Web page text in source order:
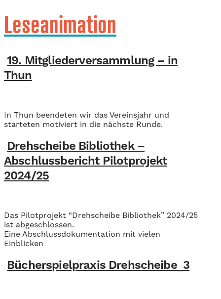
Leseanimation
19. Mitgliederversammlung – in
Thun
In Thun beendeten wir das Vereinsjahr und
starteten motiviert in die nächste Runde.
Drehscheibe Bibliothek –
Abschlussbericht Pilotprojekt
2024/25
Das Pilotprojekt “Drehscheibe Bibliothek” 2024/25
ist abgeschlossen.
Eine Abschlussdokumentation mit vielen
Einblicken
Bücherspielpraxis Drehscheibe_3